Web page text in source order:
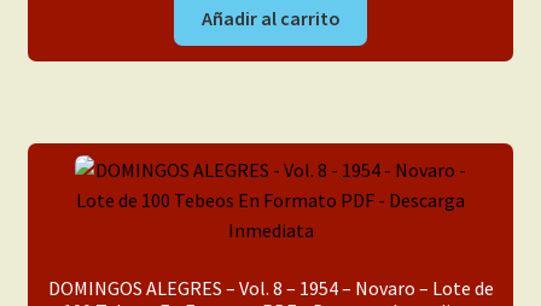
original
era:
es:
Añadir al carrito
DOMINGOS ALEGRES – Vol. 8 – 1954 – Novaro – Lote de